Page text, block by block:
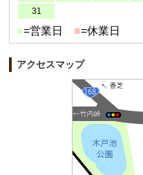
31
■=営業日 ■=休業日
アクセスマップ